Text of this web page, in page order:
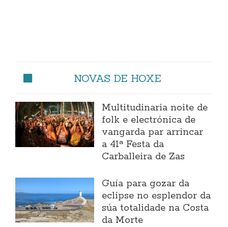
NOVAS DE HOXE
Multitudinaria noite de
folk e electrónica de
vangarda par arrincar
a 41ª Festa da
Carballeira de Zas
Guía para gozar da
eclipse no esplendor da
súa totalidade na Costa
da Morte